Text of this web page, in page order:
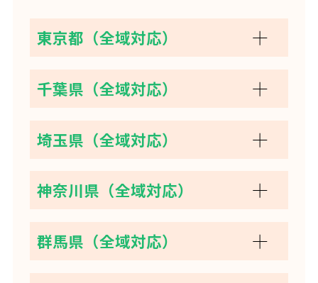
東京都（全域対応）
千葉県（全域対応）
埼玉県（全域対応）
神奈川県（全域対応）
群馬県（全域対応）